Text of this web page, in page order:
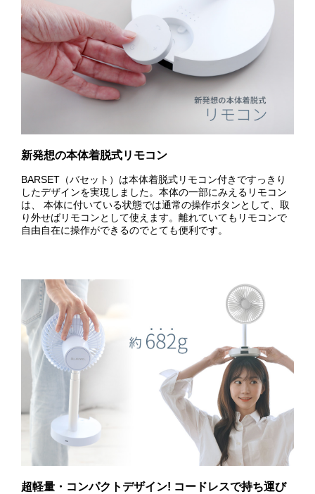
新発想の本体着脱式リモコン
BARSET（バセット）は本体着脱式リモコン付きですっきり
したデザインを実現しました。本体の一部にみえるリモコン
は、 本体に付いている状態では通常の操作ボタンとして、取
り外せばリモコンとして使えます。離れていてもリモコンで
自由自在に操作ができるのでとても便利です。
超軽量・コンパクトデザイン! コードレスで持ち運び